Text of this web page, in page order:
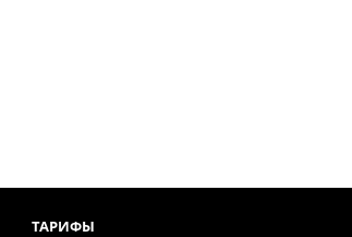
ТАРИФЫ